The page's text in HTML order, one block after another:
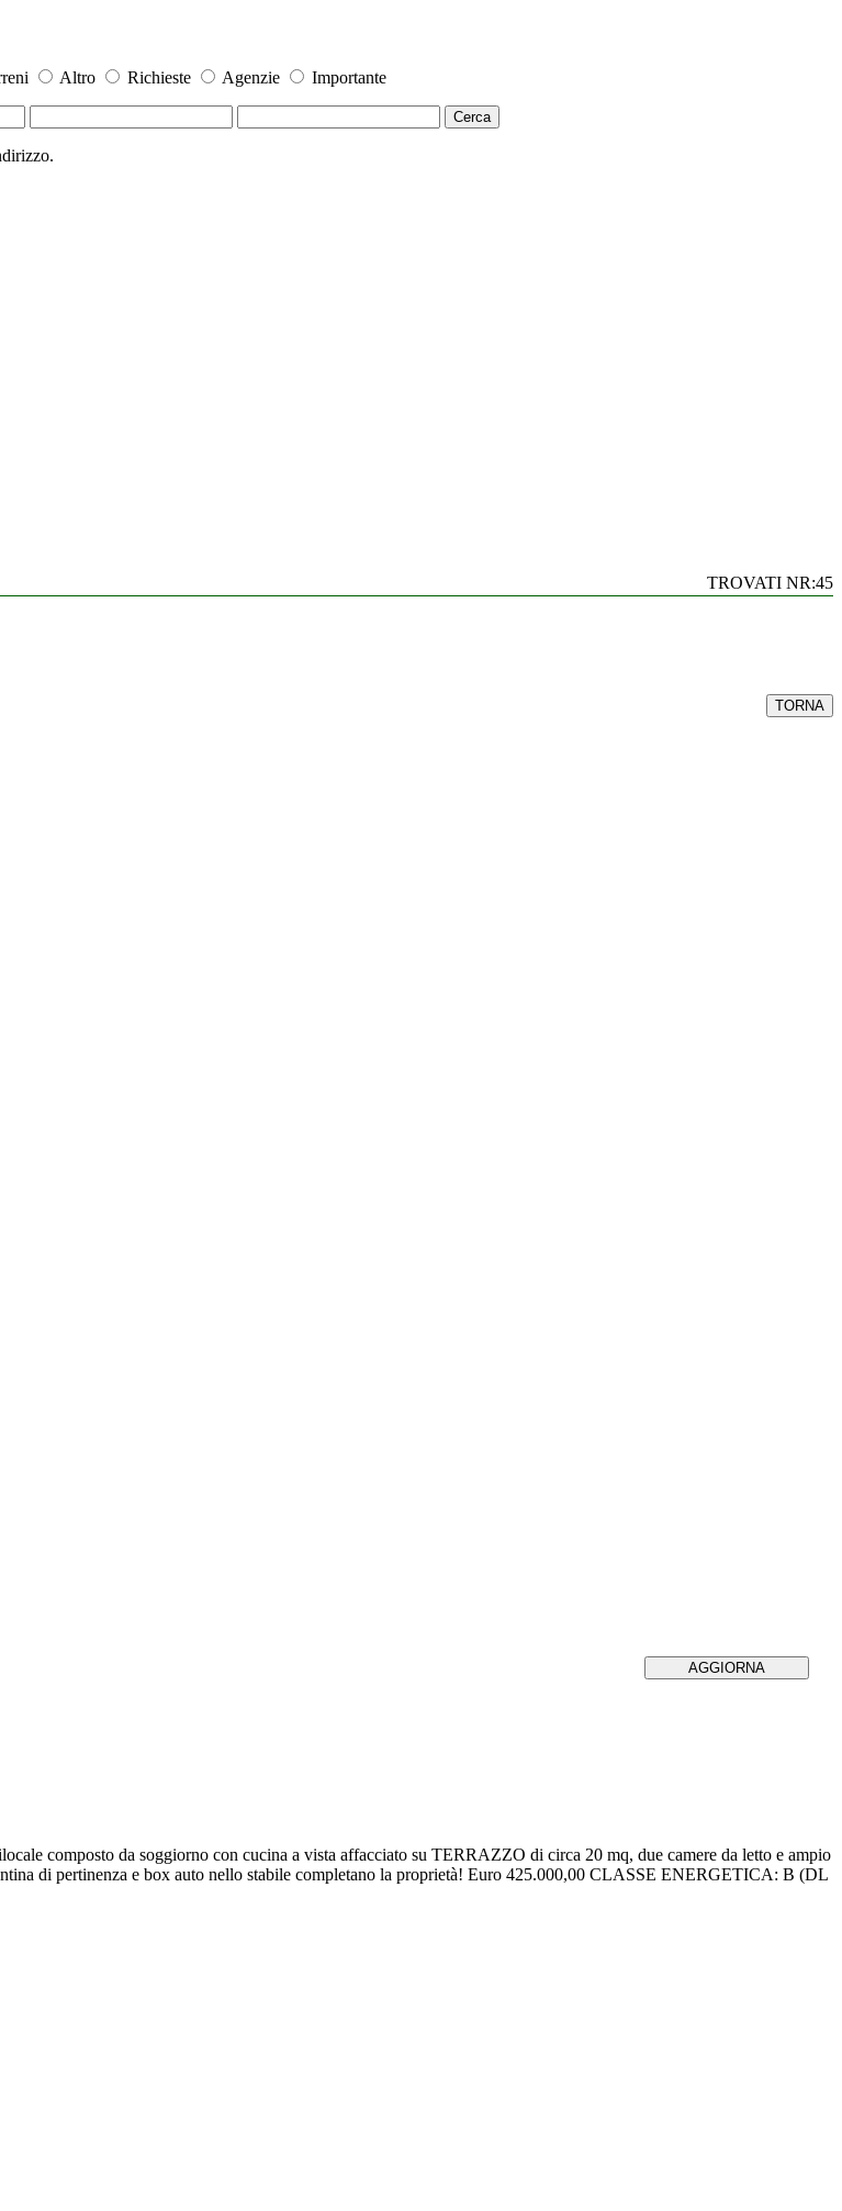
Altro Richieste Agenzie Importante
TROVATI NR:45
composto da soggiorno con cucina a vista affacciato su TERRAZZO di circa 20 mq, due camere da letto e ampio
di pertinenza e box auto nello stabile completano la proprietà! Euro 425.000,00 CLASSE ENERGETICA: B (DL